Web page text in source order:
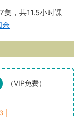
，共11.5小时课
余
（VIP免费）
|